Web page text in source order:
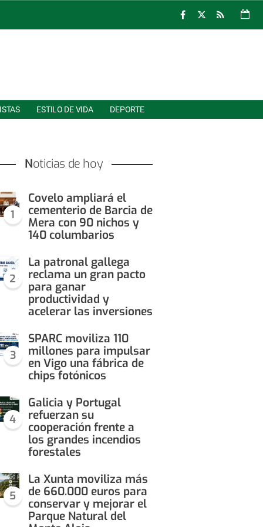
ESTILO DE VIDA DEPORTE
Noticias de hoy
1
Covelo ampliará el
cementerio de Barcia de
Mera con 90 nichos y
140 columbarios
2
La patronal gallega
reclama un gran pacto
para ganar
productividad y
acelerar las inversiones
3
SPARC moviliza 110
millones para impulsar
en Vigo una fábrica de
chips fotónicos
4
Galicia y Portugal
refuerzan su
cooperación frente a
los grandes incendios
forestales
5
La Xunta moviliza más
de 660.000 euros para
conservar y mejorar el
Parque Natural del